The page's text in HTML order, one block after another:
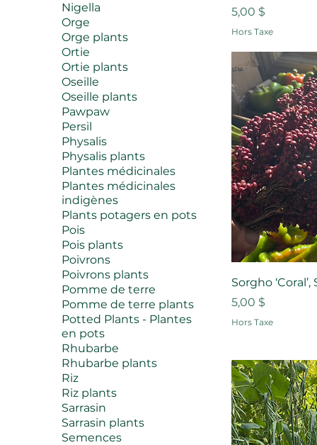
Nigella
Orge
Orge plants
Ortie
Ortie plants
Oseille
Oseille plants
Pawpaw
Persil
Physalis
Physalis plants
Plantes médicinales
Plantes médicinales
indigènes
Plants potagers en pots
Pois
Pois plants
Poivrons
Poivrons plants
Pomme de terre
Pomme de terre plants
Potted Plants - Plantes
en pots
Rhubarbe
Rhubarbe plants
Riz
Riz plants
Sarrasin
Sarrasin plants
Semences
Prix
5,00 $
Hors Taxe
Sorgho
Prix
5,00 $
Hors Taxe